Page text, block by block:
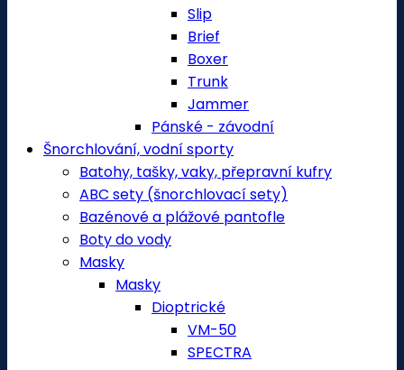
Slip
Brief
Boxer
Trunk
Jammer
Pánské - závodní
Šnorchlování, vodní sporty
Batohy, tašky, vaky, přepravní kufry
ABC sety (šnorchlovací sety)
Bazénové a plážové pantofle
Boty do vody
Masky
Masky
Dioptrické
VM-50
SPECTRA